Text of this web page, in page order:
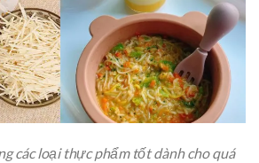
các loại thực phẩm tốt dành cho quá